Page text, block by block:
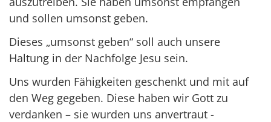
und sollen umsonst geben.
Dieses „umsonst geben“ soll auch unsere
Haltung in der Nachfolge Jesu sein.
Uns wurden Fähigkeiten geschenkt und mit auf
den Weg gegeben. Diese haben wir Gott zu
verdanken – sie wurden uns anvertraut -